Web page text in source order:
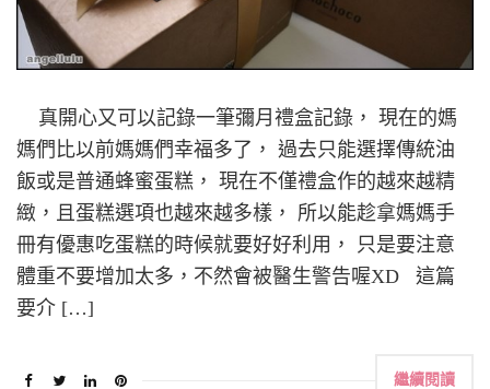
真開心又可以記錄一筆彌月禮盒記錄， 現在的媽
媽們比以前媽媽們幸福多了， 過去只能選擇傳統油
飯或是普通蜂蜜蛋糕， 現在不僅禮盒作的越來越精
緻，且蛋糕選項也越來越多樣， 所以能趁拿媽媽手
冊有優惠吃蛋糕的時候就要好好利用， 只是要注意
體重不要增加太多，不然會被醫生警告喔XD 這篇
要介 […]
繼續閱讀